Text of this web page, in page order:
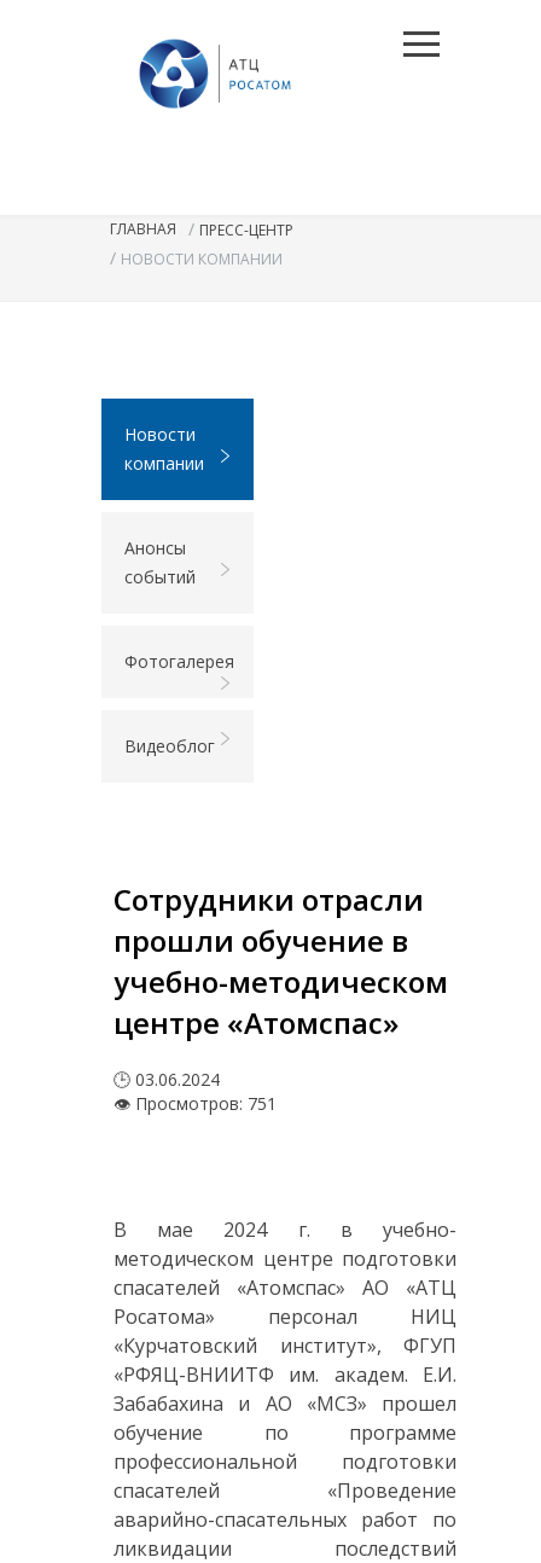
ГЛАВНАЯ / ПРЕСС-ЦЕНТР
/ НОВОСТИ КОМПАНИИ
Новости
компании
Анонсы
событий
Фотогалерея
Видеоблог
Сотрудники отрасли
прошли обучение в
учебно-методическом
центре «Атомспас»
🕒 03.06.2024
👁 Просмотров: 751
В мае 2024 г. в учебно-
методическом центре подготовки
спасателей «Атомспас» АО «АТЦ
Росатома» персонал НИЦ
«Курчатовский институт», ФГУП
«РФЯЦ-ВНИИТФ им. академ. Е.И.
Забабахина и АО «МСЗ» прошел
обучение по программе
профессиональной подготовки
спасателей «Проведение
аварийно-спасательных работ по
ликвидации последствий